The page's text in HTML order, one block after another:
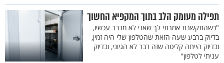
תפילה מעומק הלב בתוך המקפיא החשוך
"כשהתקשרת אמרתי לך שאני לא מדבר עכשיו,
בדיוק ברבע שעה הזאת שהטלפון שלי היה זמין,
ובדיוק הייתה קליטה שזה דבר לא הגיוני, ובדיוק
עניתי לטלפון"